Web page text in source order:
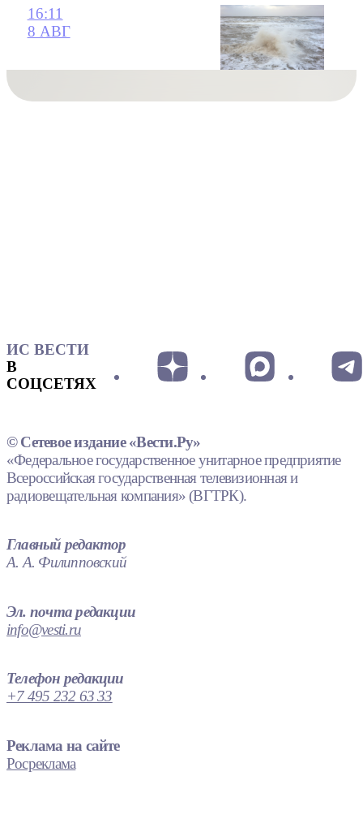
16:11
8 АВГ
ИС ВЕСТИ
В
СОЦСЕТЯХ
© Сетевое издание «Вести.Ру»
«Федеральное государственное унитарное предприятие
Всероссийская государственная телевизионная и
радиовещательная компания» (ВГТРК).
Главный редактор
А. А. Филипповский
Эл. почта редакции
info@vesti.ru
Телефон редакции
+7 495 232 63 33
Реклама на сайте
Росреклама